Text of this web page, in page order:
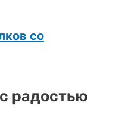
со
радостью